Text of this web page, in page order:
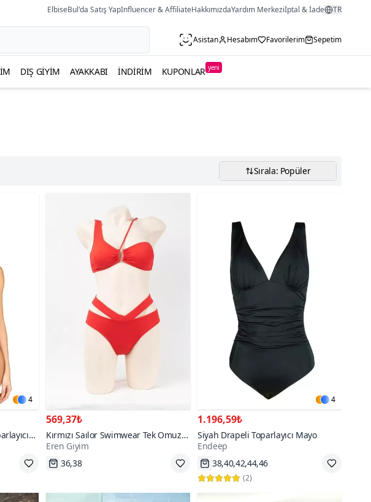
ElbiseBul'da Satış YapInfluencer & AffiliateHakkımızdaYardım Merkeziİptal & İade TR
Asistan Hesabım Favorilerim Sepetim
DIŞ GIYIM AYAKKABI İNDIRIM KUPONLAR yeni
Sırala: Popüler
4
569,37₺
Kırmızı Saılor Swimwear Tek Omuz
Bikini Takım
Eren Giyim
36,38
Hızlı Kargo
4
1.196,59₺
Siyah Drapeli Toparlayıcı Mayo
Endeep
9000+
38,40,42,44,46
Hızlı Kargo
(2)